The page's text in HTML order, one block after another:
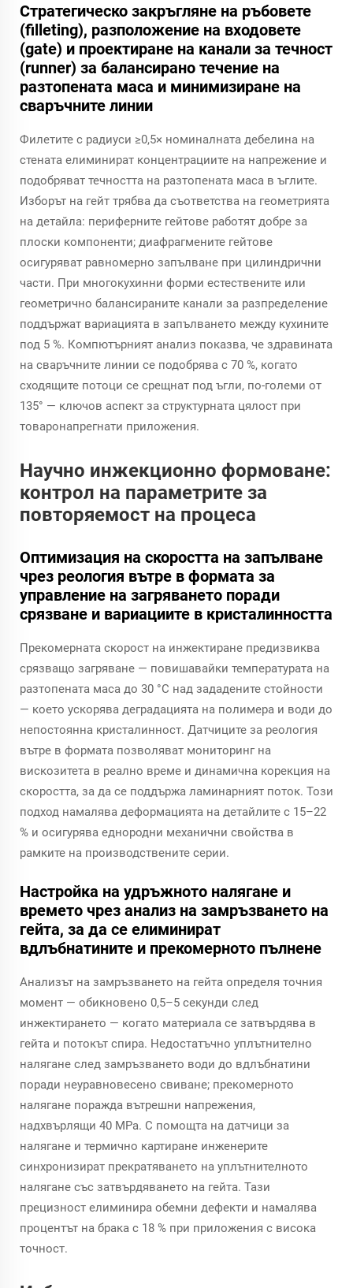
Стратегическо закръгляне на ръбовете
(filleting), разположение на входовете
(gate) и проектиране на канали за течност
(runner) за балансирано течение на
разтопената маса и минимизиране на
сваръчните линии
Филетите с радиуси ≥0,5× номиналната дебелина на
стената елиминират концентрациите на напрежение и
подобряват течността на разтопената маса в ъглите.
Изборът на гейт трябва да съответства на геометрията
на детайла: периферните гейтове работят добре за
плоски компоненти; диафрагмените гейтове
осигуряват равномерно запълване при цилиндрични
части. При многокухинни форми естествените или
геометрично балансираните канали за разпределение
поддържат вариацията в запълването между кухините
под 5 %. Компютърният анализ показва, че здравината
на сваръчните линии се подобрява с 70 %, когато
сходящите потоци се срещнат под ъгли, по-големи от
135° — ключов аспект за структурната цялост при
товаронапрегнати приложения.
Научно инжекционно формоване:
контрол на параметрите за
повторяемост на процеса
Оптимизация на скоростта на запълване
чрез реология вътре в формата за
управление на загряването поради
срязване и вариациите в кристалинността
Прекомерната скорост на инжектиране предизвиква
срязващо загряване — повишавайки температурата на
разтопената маса до 30 °C над зададените стойности
— което ускорява деградацията на полимера и води до
непостоянна кристалинност. Датчиците за реология
вътре в формата позволяват мониторинг на
вискозитета в реално време и динамична корекция на
скоростта, за да се поддържа ламинарният поток. Този
подход намалява деформацията на детайлите с 15–22
% и осигурява еднородни механични свойства в
рамките на производствените серии.
Настройка на удръжното налягане и
времето чрез анализ на замръзването на
гейта, за да се елиминират
вдлъбнатините и прекомерното пълнене
Анализът на замръзването на гейта определя точния
момент — обикновено 0,5–5 секунди след
инжектирането — когато материала се затвърдява в
гейта и потокът спира. Недостатъчно уплътнително
налягане след замръзването води до вдлъбнатини
поради неуравновесено свиване; прекомерното
налягане поражда вътрешни напрежения,
надхвърлящи 40 MPa. С помощта на датчици за
налягане и термично картиране инженерите
синхронизират прекратяването на уплътнителното
налягане със затвърдяването на гейта. Тази
прецизност елиминира обемни дефекти и намалява
процентът на брака с 18 % при приложения с висока
точност.